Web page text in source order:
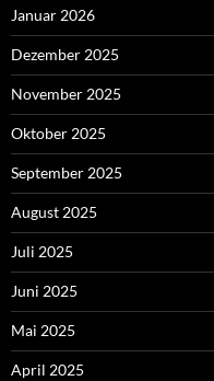
Januar 2026
Dezember 2025
November 2025
Oktober 2025
September 2025
August 2025
Juli 2025
Juni 2025
Mai 2025
April 2025